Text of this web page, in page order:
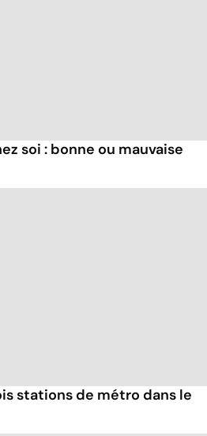
soi : bonne ou mauvaise
stations de métro dans le